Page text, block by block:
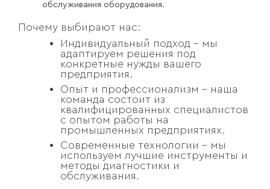
обслуживания оборудования.
Почему выбирают нас:
Индивидуальный подход – мы
адаптируем решения под
конкретные нужды вашего
предприятия.
Опыт и профессионализм – наша
команда состоит из
квалифицированных специалистов
с опытом работы на
промышленных предприятиях.
Современные технологии – мы
используем лучшие инструменты и
методы диагностики и
обслуживания.